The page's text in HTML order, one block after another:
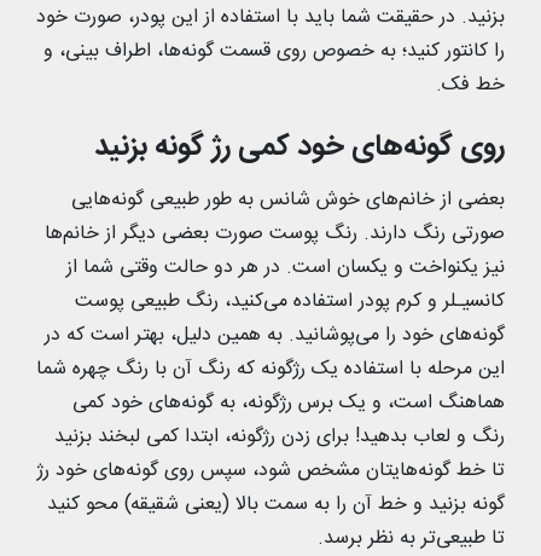
بزنید. در حقیقت شما باید با استفاده از این پودر، صورت خود
را کانتور کنید؛ به خصوص روی قسمت گونه‌ها، اطراف بینی، و
خط فک.
روی گونه‌های خود کمی رژ گونه بزنید
بعضی از خانم‌های خوش شانس به طور طبیعی گونه‌هایی
صورتی رنگ دارند. رنگ پوست صورت بعضی دیگر از خانم‌ها
نیز یکنواخت و یکسان است. در هر دو حالت وقتی شما از
کانسیـلر و کرم پودر استفاده می‌کنید، رنگ طبیعی پوست
گونه‌های خود را می‌پوشانید. به همین دلیل، بهتر است که در
این مرحله با استفاده یک رژگونه که رنگ آن با رنگ چهره شما
هماهنگ است، و یک برس رژگونه، به گونه‌های خود کمی
رنگ و لعاب بدهید! برای زدن رژگونه، ابتدا کمی لبخند بزنید
تا خط گونه‌هایتان مشخص شود، سپس روی گونه‌های خود رژ
گونه بزنید و خط آن را به سمت بالا (یعنی شقیقه) محو کنید
تا طبیعی‌تر به نظر برسد.